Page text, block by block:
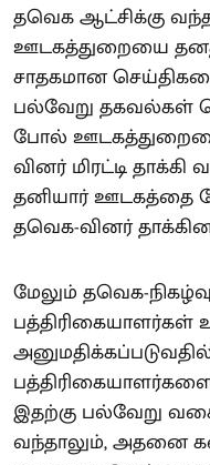
தவெக ஆட்சிக்கு
ஊடகத்துறையை
சாதகமான
பல்வேறு தகவல்கள்
போல்
வினர் மிரட்டி
தனியார் ஊடகத்தை
தவெக-வினர்
மேலும் தவெக-
இதற்கு பல்வேறு
வந்தாலும், அதனை